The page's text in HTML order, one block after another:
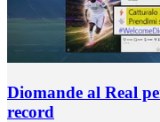
Diomande al Real
record